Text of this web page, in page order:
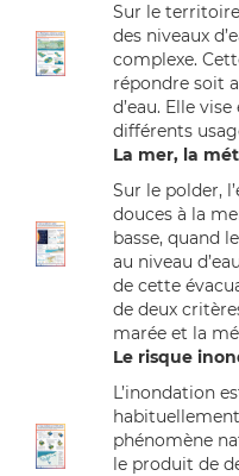
Sur le
des niveaux
complexe.
répondre soit
d’eau. Elle
différents
La mer, la
Sur le polder,
douces à la
basse, quand
au niveau
de cette
de deux
marée et la
Le risque
L’inondation
habituellement
phénomène
le produit de